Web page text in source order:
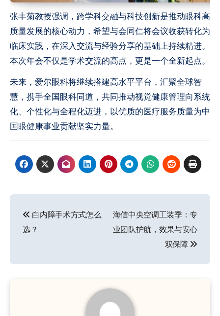
张丰菊教授强调，跨学科交融与科技创新是推动眼科高
质量发展的核心动力，希望与会同仁将会议收获转化为
临床实践，在深入交流与经验分享的基础上持续精进。
本次年会不仅是学术交流的高点，更是一个全新起点。
未来，爱尔眼科将继续搭建高水平平台，汇聚全球智
慧，携手全国眼科同道，共同推动视觉健康管理向系统
化、个性化与全程化迈进，以优质的医疗服务质量为中
国眼健康事业贡献坚实力量。
章
航
白内障手术方式怎么
选？
海信中央空调工装季：专
业团队护航，效果与安心
双保障